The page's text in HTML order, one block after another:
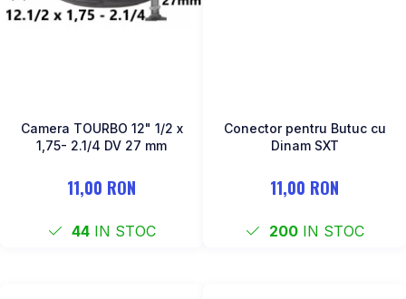
Camera TOURBO 12" 1/2 x
1,75- 2.1/4 DV 27 mm
11,00 RON
44IN STOC
Conector pentru Butuc cu
Dinam SXT
11,00 RON
200IN STOC